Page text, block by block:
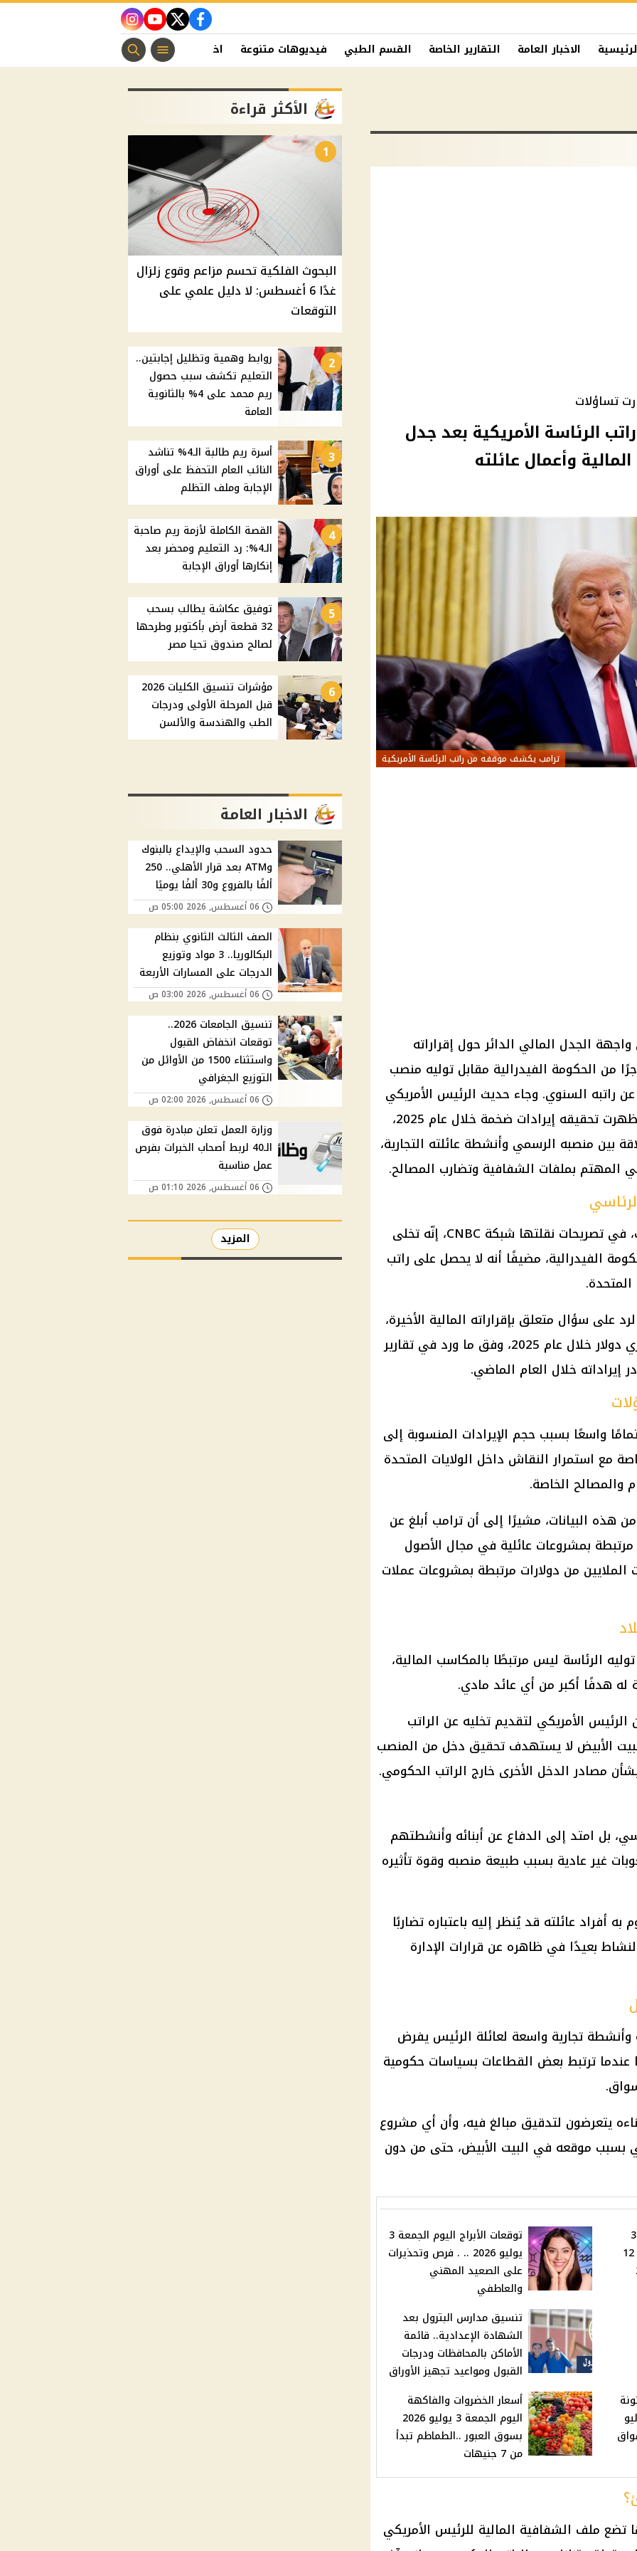
facebook
twitter
youtube
instagram
الاخبار العامة التقارير الخاصة القسم الطبي فيديوهات متنوعة اخبار الفن منوعات مسيحية
تساؤلات
الرئاسة الأمريكية بعد جدل
وأعمال عائلته
ترامب يكشف موقفه من راتب الرئاسة الأمريكية
الجدل المالي الدائر حول إقراراته
من الحكومة الفيدرالية مقابل توليه منصب
عن راتبه السنوي. وجاء حديث الرئيس الأمريكي
أظهرت تحقيقه إيرادات ضخمة خلال عام 2025،
بين منصبه الرسمي وأنشطة عائلته التجارية،
المهتم بملفات الشفافية وتضارب المصالح.
، في تصريحات نقلتها شبكة CNBC، إنّه تخلى
الفيدرالية، مضيفًا أنه لا يحصل على راتب
على سؤال متعلق بإقراراته المالية الأخيرة،
دولار
خلال عام 2025، وفق ما ورد في تقارير
إيراداته خلال العام الماضي.
واسعًا بسبب حجم الإيرادات المنسوبة إلى
مع استمرار النقاش داخل الولايات المتحدة
والمصالح الخاصة.
ترامب أبلغ عن
بمشروعات عائلية في مجال الأصول
2025، بينها مئات الملايين من دولارات مرتبطة بمشروعات عملات
الرئاسة ليس مرتبطًا بالمكاسب المالية،
له هدفًا أكبر من أي عائد مادي.
الرئيس الأمريكي لتقديم تخليه عن الراتب
الأبيض لا يستهدف تحقيق دخل من المنصب
مصادر الدخل الأخرى خارج الراتب الحكومي.
بل امتد إلى الدفاع عن أبنائه وأنشطتهم
غير عادية بسبب طبيعة منصبه وقوة تأثيره
أفراد عائلته قد يُنظر إليه باعتباره تضاربًا
بعيدًا في ظاهره عن قرارات الإدارة
وأنشطة تجارية واسعة لعائلة الرئيس يفرض
ترتبط بعض القطاعات بسياسات حكومية
يتعرضون لتدقيق مبالغ فيه، وأن أي مشروع
بسبب موقعه في البيت الأبيض، حتى من دون
فرصة جديدة للشباب في 12
توقعات الأبراج اليوم الجمعة 3
يوليو 2026 .. . فرص وتحذيرات
على الصعيد المهني
والعاطفي
تنسيق مدارس البترول بعد
الشهادة الإعدادية.. قائمة
الأماكن بالمحافظات ودرجات
القبول ومواعيد تجهيز الأوراق
3 يوليو
أسعار الخضروات والفاكهة
اليوم الجمعة 3 يوليو 2026
بسوق العبور ..الطماطم تبدأ
من 7 جنيهات
تضع ملف الشفافية المالية للرئيس الأمريكي
الأكثر قراءة
1
البحوث الفلكية تحسم مزاعم وقوع زلزال
غدًا 6 أغسطس: لا دليل علمي على
التوقعات
2
روابط وهمية وتظليل إجابتين..
التعليم تكشف سبب حصول
ريم محمد على 4% بالثانوية
العامة
3
أسرة ريم طالبة الـ4% تناشد
النائب العام التحفظ على أوراق
الإجابة وملف التظلم
4
القصة الكاملة لأزمة ريم صاحبة
الـ4%: رد التعليم ومحضر بعد
إنكارها أوراق الإجابة
5
توفيق عكاشة يطالب بسحب
32 قطعة أرض بأكتوبر وطرحها
لصالح صندوق تحيا مصر
6
مؤشرات تنسيق الكليات 2026
قبل المرحلة الأولى ودرجات
الطب والهندسة والألسن
الاخبار العامة
حدود السحب والإيداع بالبنوك
وATM بعد قرار الأهلي.. 250
ألفًا بالفروع و30 ألفًا يوميًا
06 أغسطس, 2026 05:00 ص
الصف الثالث الثانوي بنظام
البكالوريا.. 3 مواد وتوزيع
الدرجات على المسارات الأربعة
06 أغسطس, 2026 03:00 ص
تنسيق الجامعات 2026..
توقعات انخفاض القبول
واستثناء 1500 من الأوائل من
التوزيع الجغرافي
06 أغسطس, 2026 02:00 ص
وزارة العمل تعلن مبادرة فوق
الـ40 لربط أصحاب الخبرات بفرص
عمل مناسبة
06 أغسطس, 2026 01:10 ص
المزيد